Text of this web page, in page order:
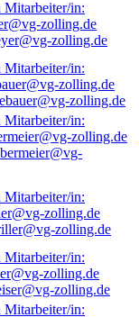
zolling.de
zolling.de
zolling.de
zolling.de